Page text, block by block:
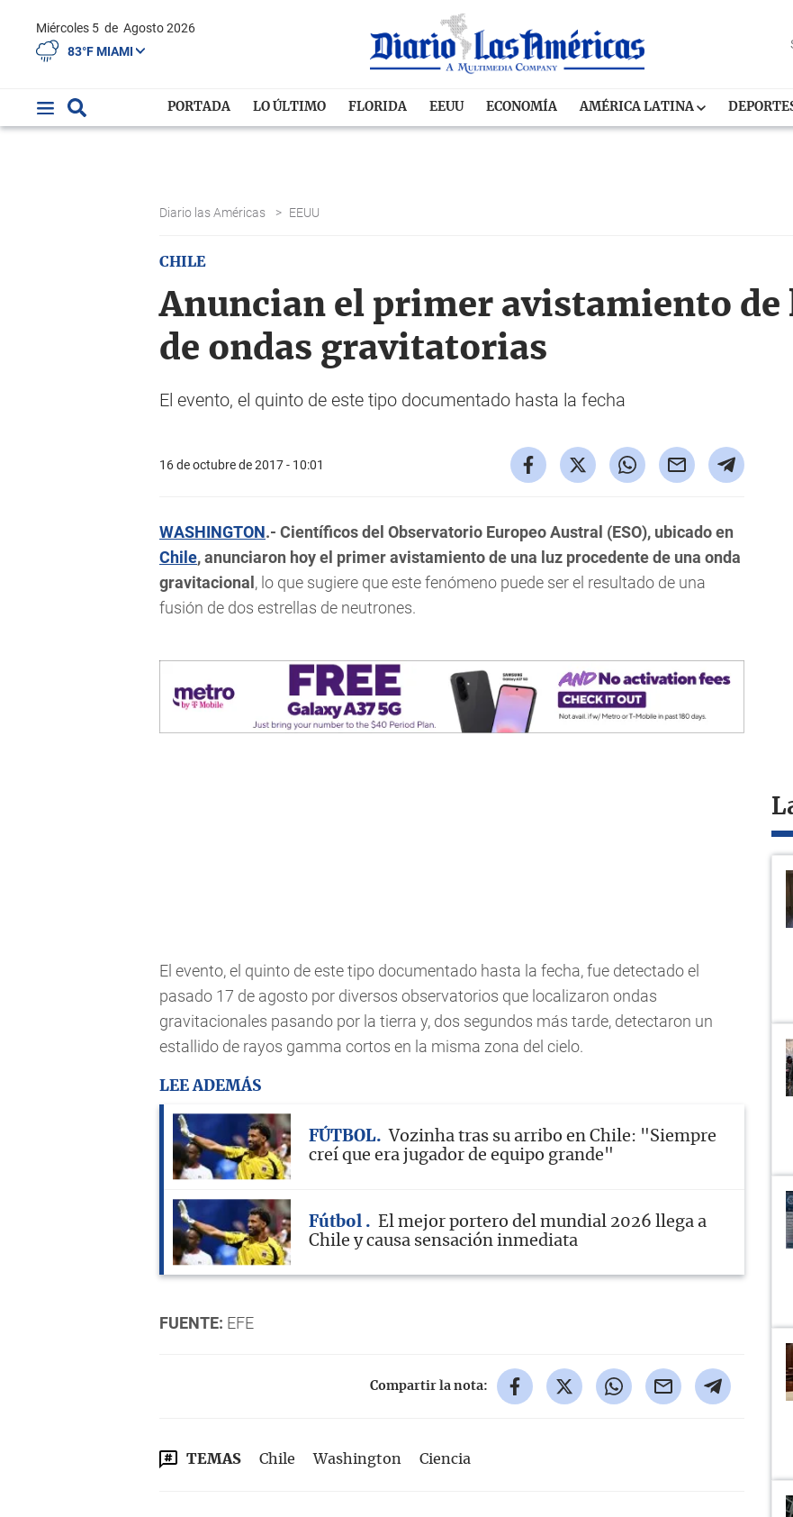
Miércoles 5 de Agosto 2026
83°F MIAMI
PORTADA LO ÚLTIMO FLORIDA EEUU ECONOMÍA AMÉRICA LATINA
Diario las Américas > EEUU
CHILE
Anuncian el primer avistamiento de
de ondas gravitatorias
El evento, el quinto de este tipo documentado hasta la fecha
16 de octubre de 2017 - 10:01
WASHINGTON.- Científicos del Observatorio Europeo Austral (ESO), ubicado en
Chile, anunciaron hoy el primer avistamiento de una luz procedente de una onda
gravitacional , lo que sugiere que este fenómeno puede ser el resultado de una
fusión de dos estrellas de neutrones.
El evento, el quinto de este tipo documentado hasta la fecha, fue detectado el
pasado 17 de agosto por diversos observatorios que localizaron ondas
gravitacionales pasando por la tierra y, dos segundos más tarde, detectaron un
estallido de rayos gamma cortos en la misma zona del cielo.
LEE ADEMÁS
FÚTBOL
Vozinha tras su arribo en Chile: "Siempre
creí que era jugador de equipo grande"
Fútbol
El mejor portero del mundial 2026 llega a
Chile y causa sensación inmediata
FUENTE: EFE
Compartir la nota:
TEMAS Chile Washington Ciencia